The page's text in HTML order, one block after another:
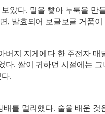
보았다. 밀을 빻아 누룩을 만
, 발효되어 보글보글 거품이
버지 지게에다 한 주전자 매
다.쌀이 귀하던 시절에는
다.
배를 멀리했다. 술을 배운 것